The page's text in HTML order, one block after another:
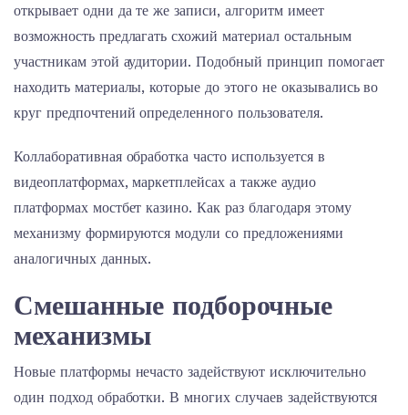
открывает одни да те же записи, алгоритм имеет
возможность предлагать схожий материал остальным
участникам этой аудитории. Подобный принцип помогает
находить материалы, которые до этого не оказывались во
круг предпочтений определенного пользователя.
Коллаборативная обработка часто используется в
видеоплатформах, маркетплейсах а также аудио
платформах мостбет казино. Как раз благодаря этому
механизму формируются модули со предложениями
аналогичных данных.
Смешанные подборочные
механизмы
Новые платформы нечасто задействуют исключительно
один подход обработки. В многих случаев задействуются